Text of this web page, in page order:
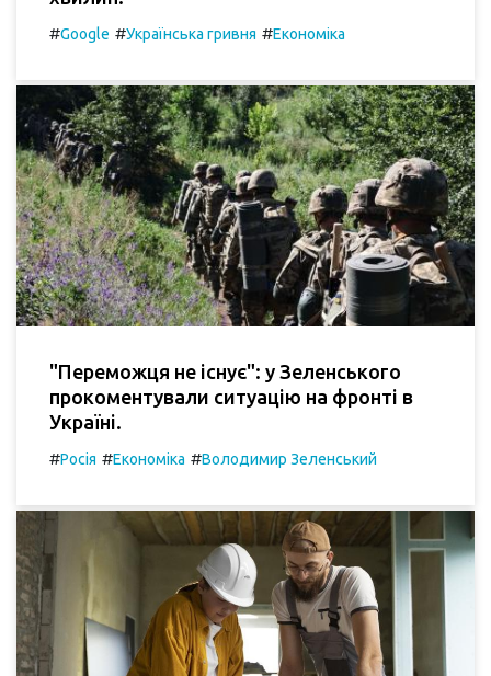
#Google #Українська гривня #Економіка
"Переможця не існує": у Зеленського
прокоментували ситуацію на фронті в
Україні.
#Росія #Економіка #Володимир Зеленський